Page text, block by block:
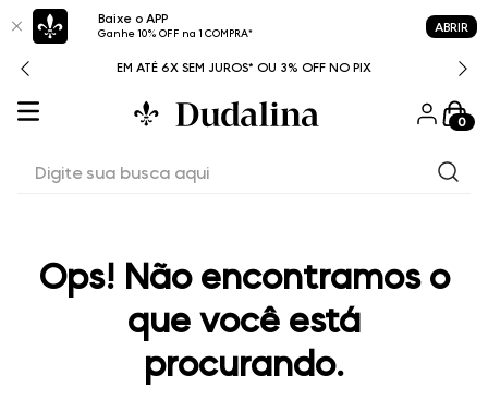
Baixe o APP
Ganhe 10% OFF na 1 COMPRA* ABRIR
EM ATÉ 6X SEM JUROS* OU 3% OFF NO PIX
0
Ops! Não encontramos o
que você está
procurando.